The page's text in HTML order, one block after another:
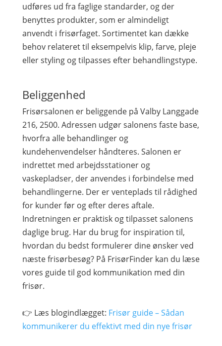
udføres ud fra faglige standarder, og der
benyttes produkter, som er almindeligt
anvendt i frisørfaget. Sortimentet kan dække
behov relateret til eksempelvis klip, farve, pleje
eller styling og tilpasses efter behandlingstype.
Beliggenhed
Frisørsalonen er beliggende på Valby Langgade
216, 2500. Adressen udgør salonens faste base,
hvorfra alle behandlinger og
kundehenvendelser håndteres. Salonen er
indrettet med arbejdsstationer og
vaskepladser, der anvendes i forbindelse med
behandlingerne. Der er venteplads til rådighed
for kunder før og efter deres aftale.
Indretningen er praktisk og tilpasset salonens
daglige brug. Har du brug for inspiration til,
hvordan du bedst formulerer dine ønsker ved
næste frisørbesøg? På FrisørFinder kan du læse
vores guide til god kommunikation med din
frisør.
👉 Læs blogindlægget: Frisør guide – Sådan
kommunikerer du effektivt med din nye frisør